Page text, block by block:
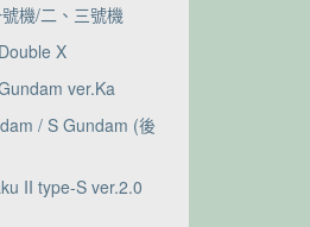
機/二、三號機
X
ver.Ka
/ S Gundam (後
II type-S ver.2.0